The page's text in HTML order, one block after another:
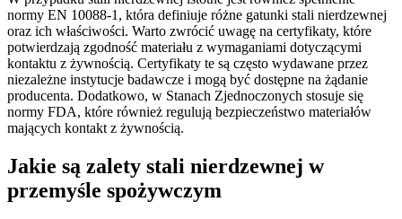
normy EN 10088-1, która definiuje różne gatunki stali nierdzewnej
oraz ich właściwości. Warto zwrócić uwagę na certyfikaty, które
potwierdzają zgodność materiału z wymaganiami dotyczącymi
kontaktu z żywnością. Certyfikaty te są często wydawane przez
niezależne instytucje badawcze i mogą być dostępne na żądanie
producenta. Dodatkowo, w Stanach Zjednoczonych stosuje się
normy FDA, które również regulują bezpieczeństwo materiałów
mających kontakt z żywnością.
Jakie są zalety stali nierdzewnej w
przemyśle spożywczym